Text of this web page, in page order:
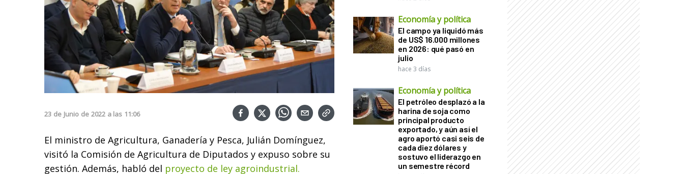
23 de Junio de 2022 a las 11:06
El ministro de Agricultura, Ganadería y Pesca, Julián Domínguez,
visitó la Comisión de Agricultura de Diputados y expuso sobre su
gestión. Además, habló del proyecto de ley agroindustrial.
Economía y política
El campo ya liquidó más
de US$ 16.000 millones
en 2026: qué pasó en
julio
hace 3 días
Economía y política
El petróleo desplazó a la
harina de soja como
principal producto
exportado, y aún así el
agro aportó casi seis de
cada diez dólares y
sostuvo el liderazgo en
un semestre récord